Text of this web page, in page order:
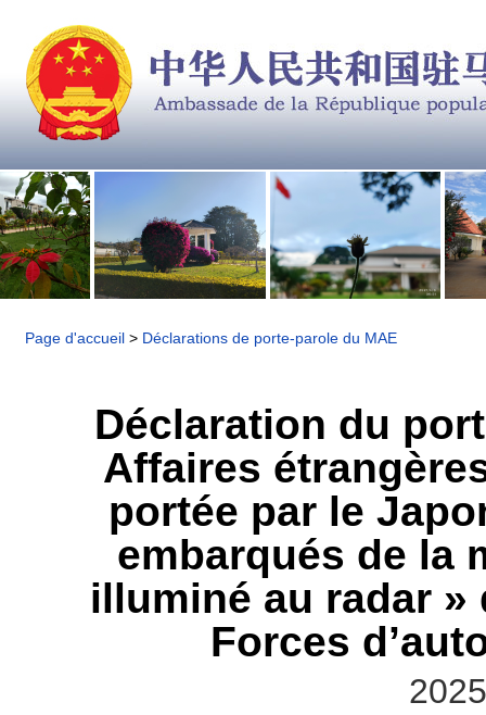
Page d'accueil > Déclarations de porte-parole du MAE
​Déclaration du
Affaires
portée par le
embarqués de la
illuminé au radar »
Forces